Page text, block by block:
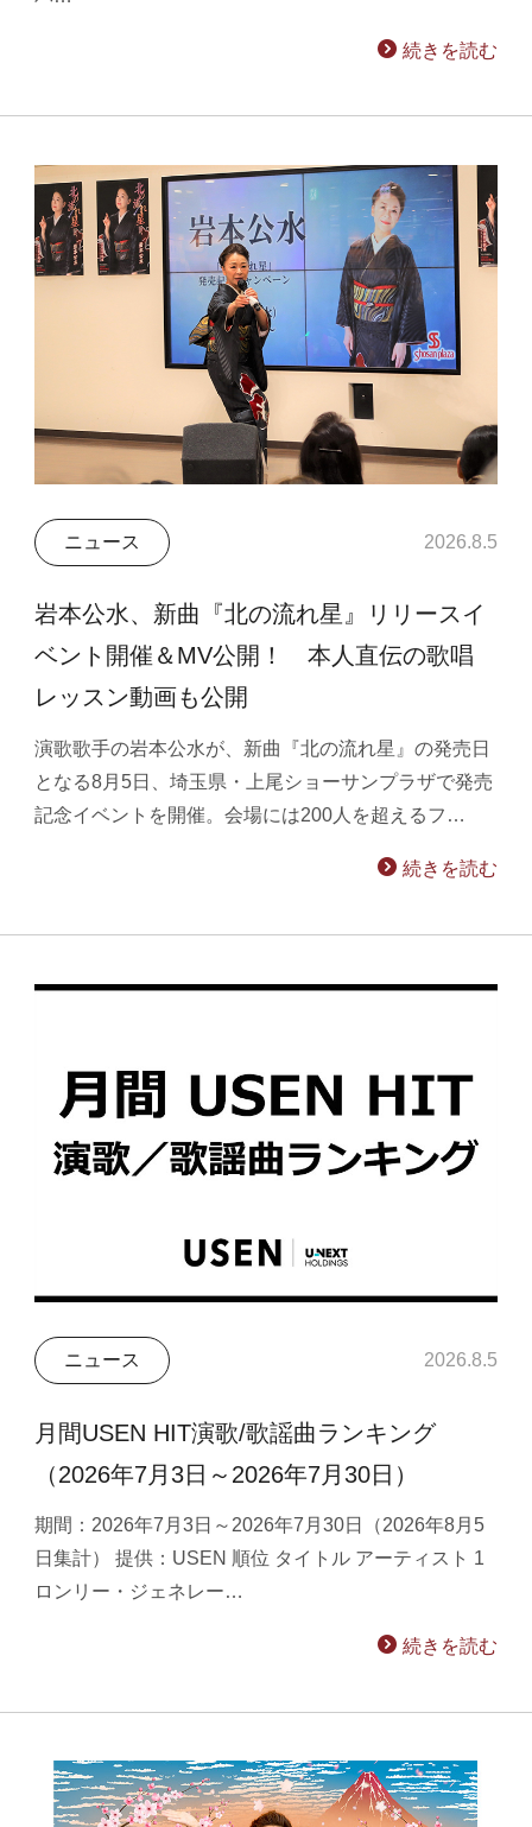
続きを読む
ニュース 2026.8.5
岩本公水、新曲『北の流れ星』リリースイ
ベント開催＆MV公開！ 本人直伝の歌唱
レッスン動画も公開
演歌歌手の岩本公水が、新曲『北の流れ星』の発売日
となる8月5日、埼玉県・上尾ショーサンプラザで発売
記念イベントを開催。会場には200人を超えるフ…
続きを読む
ニュース 2026.8.5
月間USEN HIT演歌/歌謡曲ランキング
（2026年7月3日～2026年7月30日）
期間：2026年7月3日～2026年7月30日（2026年8月5
日集計） 提供：USEN 順位 タイトル アーティスト 1
ロンリー・ジェネレー…
続きを読む